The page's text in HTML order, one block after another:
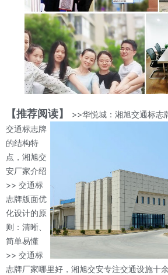
【推荐阅读】 >>华悦城：湘旭交通标志
交通标志牌
的结构特
点，湘旭交
安厂家介绍
>> 交通标
志牌版面优
化设计的原
则：清晰、
简单易懂
>> 交通标
志牌厂家哪里好，湘旭交安专注交通设施十